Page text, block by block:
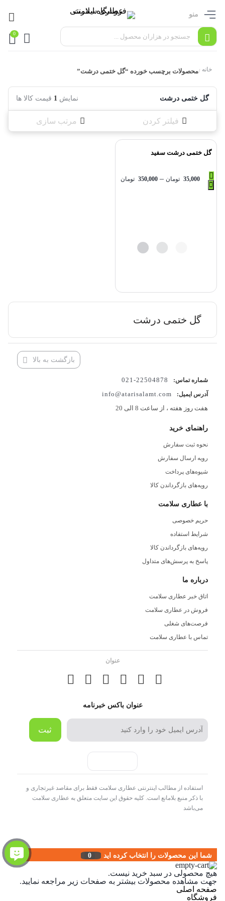
منو
0
خانه /محصولات برچسب خورده “گل ختمی درشت”
گل ختمی درشت نمایش 1 قیمت کالا ها
فیلتر کردن مرتب سازی
گل ختمی درشت سفید
35,000 تومان –
350,000 تومان
گل ختمی درشت
بازگشت به بالا
شماره تماس: 22504878-021
آدرس ایمیل:
info@atarisalamt.com
هفت روز هفته ، از ساعت 8 الی 20
راهنمای خرید
نحوه ثبت سفارش
رویه ارسال سفارش
شیوه‌های پرداخت
رویه‌های بازگرداندن کالا
با عطاری سلامت
حریم خصوصی
شرایط استفاده
رویه‌های بازگرداندن کالا
پاسخ به پرسش‌های متداول
درباره ما
اتاق خبر عطاری سلامت
فروش در عطاری سلامت
فرصت‌های شغلی
تماس با عطاری سلامت
عنوان
عنوان باکس خبرنامه
ثبت
استفاده از مطالب اینترنتی عطاری سلامت فقط برای مقاصد غیرتجاری و
با ذکر منبع بلامانع است. کلیه حقوق این سایت متعلق به عطاری سلامت
می‌باشد
شما این محصولات را انتخاب کرده اید 0
هیچ محصولی در سبد خرید نیست.
جهت مشاهده محصولات بیشتر به صفحات زیر مراجعه نمایید.
صفحه اصلی
فروشگاه